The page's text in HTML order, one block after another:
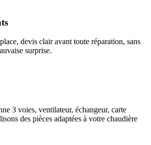
devis clair avant toute réparation, sans
surprise.
3 voies, ventilateur, échangeur, carte
des pièces adaptées à votre chaudière